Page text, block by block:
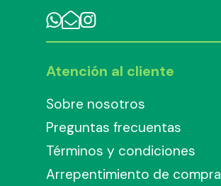
Atención al cliente
Sobre nosotros
Preguntas frecuentas
Términos y condiciones
Arrepentimiento de compra